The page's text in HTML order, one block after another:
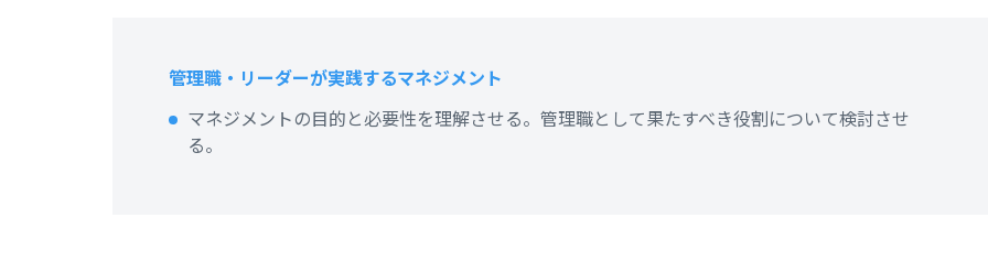
管理職・リーダーが実践するマネジメント
マネジメントの目的と必要性を理解させる。管理職として果たすべき役割について検討させ
る。